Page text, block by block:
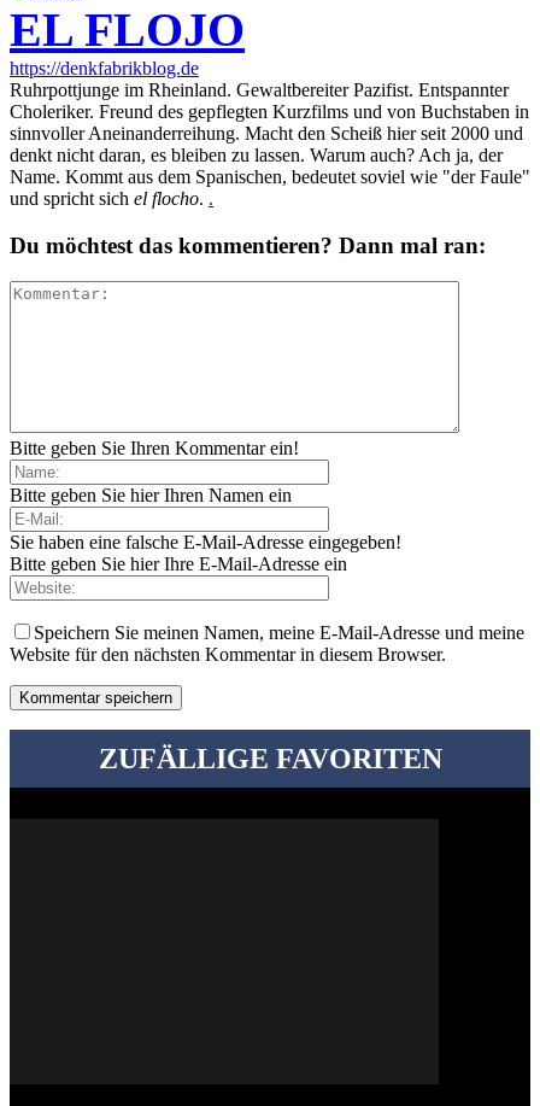
EL FLOJO
https://denkfabrikblog.de
Ruhrpottjunge im Rheinland. Gewaltbereiter Pazifist. Entspannter
Choleriker. Freund des gepflegten Kurzfilms und von Buchstaben in
sinnvoller Aneinanderreihung. Macht den Scheiß hier seit 2000 und
denkt nicht daran, es bleiben zu lassen. Warum auch? Ach ja, der
Name. Kommt aus dem Spanischen, bedeutet soviel wie "der Faule"
und spricht sich el flocho. .
Du möchtest das kommentieren? Dann mal ran:
Bitte geben Sie Ihren Kommentar ein!
Bitte geben Sie hier Ihren Namen ein
Sie haben eine falsche E-Mail-Adresse eingegeben!
Bitte geben Sie hier Ihre E-Mail-Adresse ein
Speichern Sie meinen Namen, meine E-Mail-Adresse und meine
Website für den nächsten Kommentar in diesem Browser.
ZUFÄLLIGE FAVORITEN